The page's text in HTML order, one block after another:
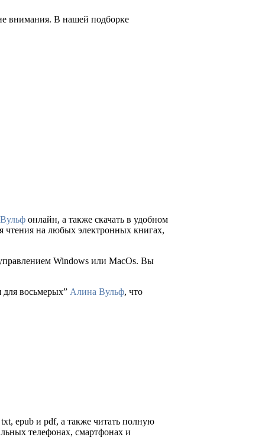
внимания. В нашей подборке
онлайн, а также скачать в удобном
чтения на любых электронных книгах,
Windows или MacOs. Вы
для восьмерых” Алина Вульф, что
epub и pdf, а также читать полную
телефонах, смартфонах и